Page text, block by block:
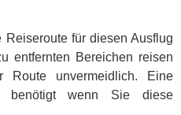
Reiseroute für diesen Ausflug
entfernten Bereichen reisen
Route unvermeidlich. Eine
benötigt wenn Sie diese